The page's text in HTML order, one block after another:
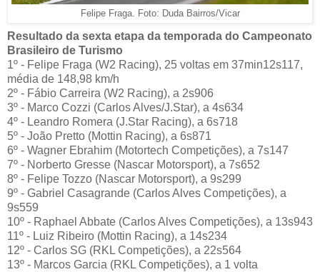
Felipe Fraga. Foto: Duda Bairros/Vicar
Resultado da sexta etapa da temporada do Campeonato
Brasileiro de Turismo
1º - Felipe Fraga (W2 Racing), 25 voltas em 37min12s117,
média de 148,98 km/h
2º - Fábio Carreira (W2 Racing), a 2s906
3º - Marco Cozzi (Carlos Alves/J.Star), a 4s634
4º - Leandro Romera (J.Star Racing), a 6s718
5º - João Pretto (Mottin Racing), a 6s871
6º - Wagner Ebrahim (Motortech Competições), a 7s147
7º - Norberto Gresse (Nascar Motorsport), a 7s652
8º - Felipe Tozzo (Nascar Motorsport), a 9s299
9º - Gabriel Casagrande (Carlos Alves Competições), a
9s559
10º - Raphael Abbate (Carlos Alves Competições), a 13s943
11º - Luiz Ribeiro (Mottin Racing), a 14s234
12º - Carlos SG (RKL Competições), a 22s564
13º - Marcos Garcia (RKL Competições), a 1 volta